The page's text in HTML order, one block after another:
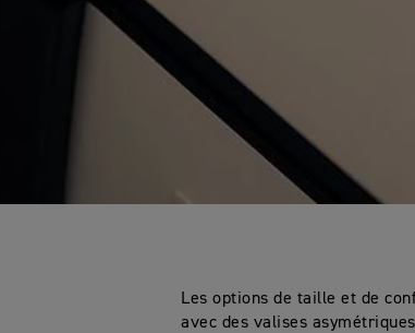
Les options de taille et de
avec des valises